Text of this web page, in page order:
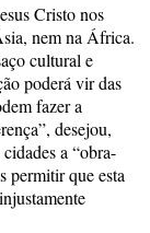
Cristo nos
nem na África.
cultural e
poderá vir das
fazer a
desejou,
a “obra-
permitir que esta